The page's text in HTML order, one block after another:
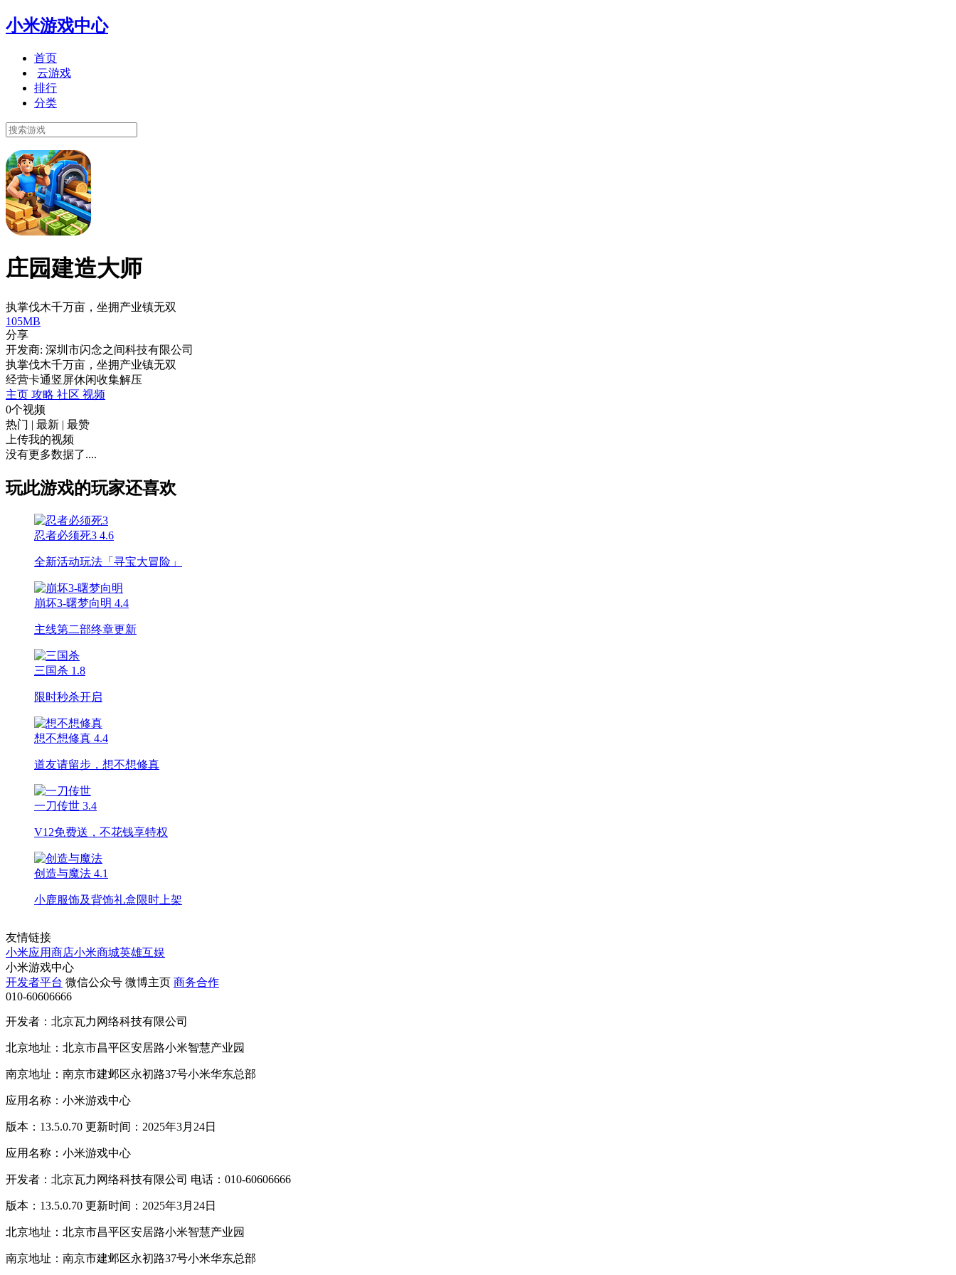
小米游戏中心
首页
云游戏
排行
分类
庄园建造大师
执掌伐木千万亩，坐拥产业镇无双
105MB
分享
开发商: 深圳市闪念之间科技有限公司
执掌伐木千万亩，坐拥产业镇无双
经营卡通竖屏休闲收集解压
主页 攻略 社区 视频
0个视频
热门 | 最新 | 最赞
上传我的视频
没有更多数据了....
玩此游戏的玩家还喜欢
忍者必须死3 4.6
全新活动玩法「寻宝大冒险」
崩坏3-曙梦向明 4.4
主线第二部终章更新
三国杀 1.8
限时秒杀开启
想不想修真 4.4
道友请留步，想不想修真
一刀传世 3.4
V12免费送，不花钱享特权
创造与魔法 4.1
小鹿服饰及背饰礼盒限时上架
友情链接
小米应用商店小米商城英雄互娱
小米游戏中心
开发者平台 微信公众号 微博主页 商务合作
010-60606666
开发者：北京瓦力网络科技有限公司
北京地址：北京市昌平区安居路小米智慧产业园
南京地址：南京市建邺区永初路37号小米华东总部
应用名称：小米游戏中心
版本：13.5.0.70 更新时间：2025年3月24日
应用名称：小米游戏中心
开发者：北京瓦力网络科技有限公司 电话：010-60606666
版本：13.5.0.70 更新时间：2025年3月24日
北京地址：北京市昌平区安居路小米智慧产业园
南京地址：南京市建邺区永初路37号小米华东总部